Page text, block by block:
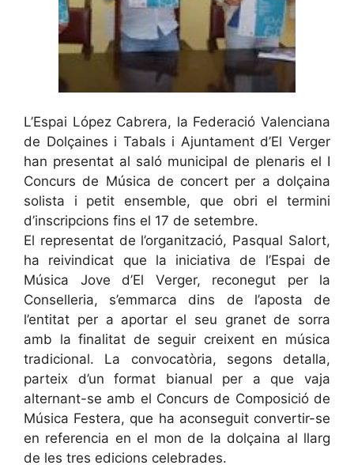
L’Espai López Cabrera, la Federació Valenciana
de Dolçaines i Tabals i Ajuntament d’El Verger
han presentat al saló municipal de plenaris el I
Concurs de Música de concert per a dolçaina
solista i petit ensemble, que obri el termini
d’inscripcions fins el 17 de setembre.
El representat de l’organització, Pasqual Salort,
ha reivindicat que la iniciativa de l’Espai de
Música Jove d’El Verger, reconegut per la
Conselleria, s’emmarca dins de l’aposta de
l’entitat per a aportar el seu granet de sorra
amb la finalitat de seguir creixent en música
tradicional. La convocatòria, segons detalla,
parteix d’un format bianual per a que vaja
alternant-se amb el Concurs de Composició de
Música Festera, que ha aconseguit convertir-se
en referencia en el mon de la dolçaina al llarg
de les tres edicions celebrades.